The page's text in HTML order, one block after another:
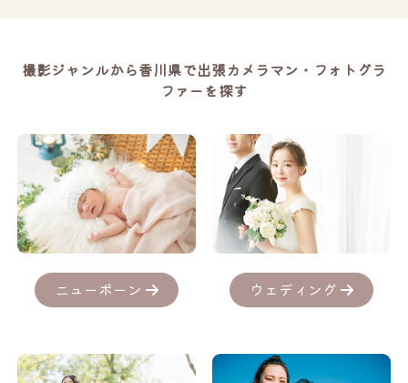
撮影ジャンルから香川県で出張カメラマン・フォトグラ
ファーを探す
ニューボーン ウェディング